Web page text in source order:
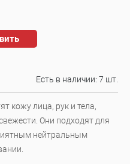
Есть в наличии: 7 шт.
кожу лица, рук и тела,
Они подходят для
нейтральным